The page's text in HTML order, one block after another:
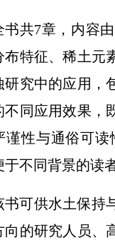
书共7章，内容
布特征、稀土元
研究中的应用，
不同应用效果，
谨性与通俗可
不同背景的读
书可供水土保持
向的研究人员、